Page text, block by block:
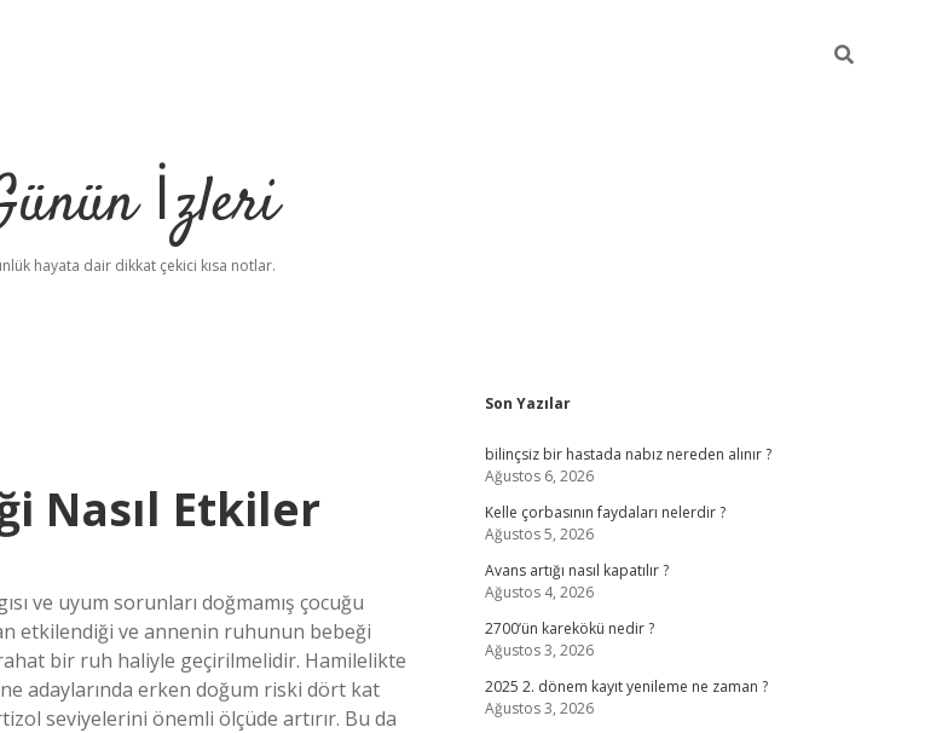
İzleri
hayata dair dikkat çekici kısa notlar.
Nasıl Etkiler
ve uyum sorunları doğmamış çocuğu
etkilendiği ve annenin ruhunun bebeği
bir ruh haliyle geçirilmelidir. Hamilelikte
adaylarında erken doğum riski dört kat
seviyelerini önemli ölçüde artırır. Bu da
Sidebar
Son Yazılar
bilinçsiz bir hastada nabız nereden alınır ?
Ağustos 6, 2026
Kelle çorbasının faydaları nelerdir ?
Ağustos 5, 2026
Avans artığı nasıl kapatılır ?
Ağustos 4, 2026
2700’ün karekökü nedir ?
Ağustos 3, 2026
2025 2. dönem kayıt yenileme ne zaman ?
Ağustos 3, 2026
vdcasino güncel giriş